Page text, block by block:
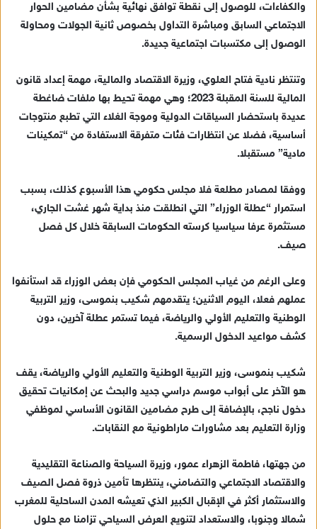
ل
ك
ت
والكفاءات، للوصول إلى نقطة توافق نهائية بشأن مضامين الحوار
الاجتماعي السابق ومباشرة التداول بخصوص ثانية الجولات ومحاولة
الوصول إلى مكتسبات اجتماعية جديدة.
وتنتظر نادية فتاح العلوي، وزيرة الاقتصاد والمالية، مهمة إعداد قانون
المالية للسنة المقبلة 2023؛ وهي مهمة تحيط بها ملفات ضاغطة
عديدة باستحضار السياقات الدولية وموجة الغلاء التي تطبع منتوجات
أساسية، فضلا عن انتظارات فئات متفرقة الاستفادة من “تمكينات
مادية” مستقبلا.
ووفقا لمصادر مطلعة فلا مجلس حكومي هذا الأسبوع كذلك، بسبب
استمرار “عطلة الوزراء” التي انطلقت منذ بداية شهر غشت الجاري،
مستثمرة عرفا سياسيا كرسته الحكومات السابقة خلال كل فصل
صيف.
وعلى الرغم من غياب المجلس الحكومي فإن بعض الوزراء قد استأنفوا
عملهم فعلا، اليوم الاثنين؛ يتقدمهم شكيب بنموسى، وزير التربية
الوطنية والتعليم الأولي والرياضة، فيما تستمر عطلة آخرين، دون
كشف مواعيد الدخول الرسمية.
شكيب بنموسى، وزير التربية الوطنية والتعليم الأولي والرياضة، يقف
هو الآخر على أبواب موسم دراسي جديد والبحث عن إمكانيات تحقيق
دخول ناجح، بالإضافة إلى طرح مضامين القانون الأساسي لموظفي
وزارة التعليم بعد مشاورات ماراطونية مع النقابات.
من جهتها، فاطمة الزهراء عمور، وزيرة السياحة والصناعة التقليدية
والاقتصاد الاجتماعي والتضامني، ينتظرها تأمين ذروة فصل الصيف
والاستثمار أكثر في الإقبال الكبير الذي تعيشه المدن الساحلية للمغرب
شمالا وجنوبا، والاستعداد لتنويع العرض السياحي تزامنا مع حلول